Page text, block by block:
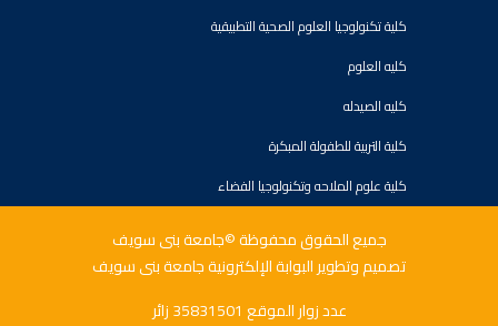
كلية تكنولوجيا العلوم الصحية التطبيقية
كليه العلوم
كليه الصيدله
كلية التربية للطفولة المبكرة
كلية علوم الملاحه وتكنولوجيا الفضاء
جميع الحقوق محفوظة ©جامعة بنى سويف
تصميم وتطوير البوابة الإلكترونية جامعة بنى سويف
عدد زوار الموقع 35831501 زائر